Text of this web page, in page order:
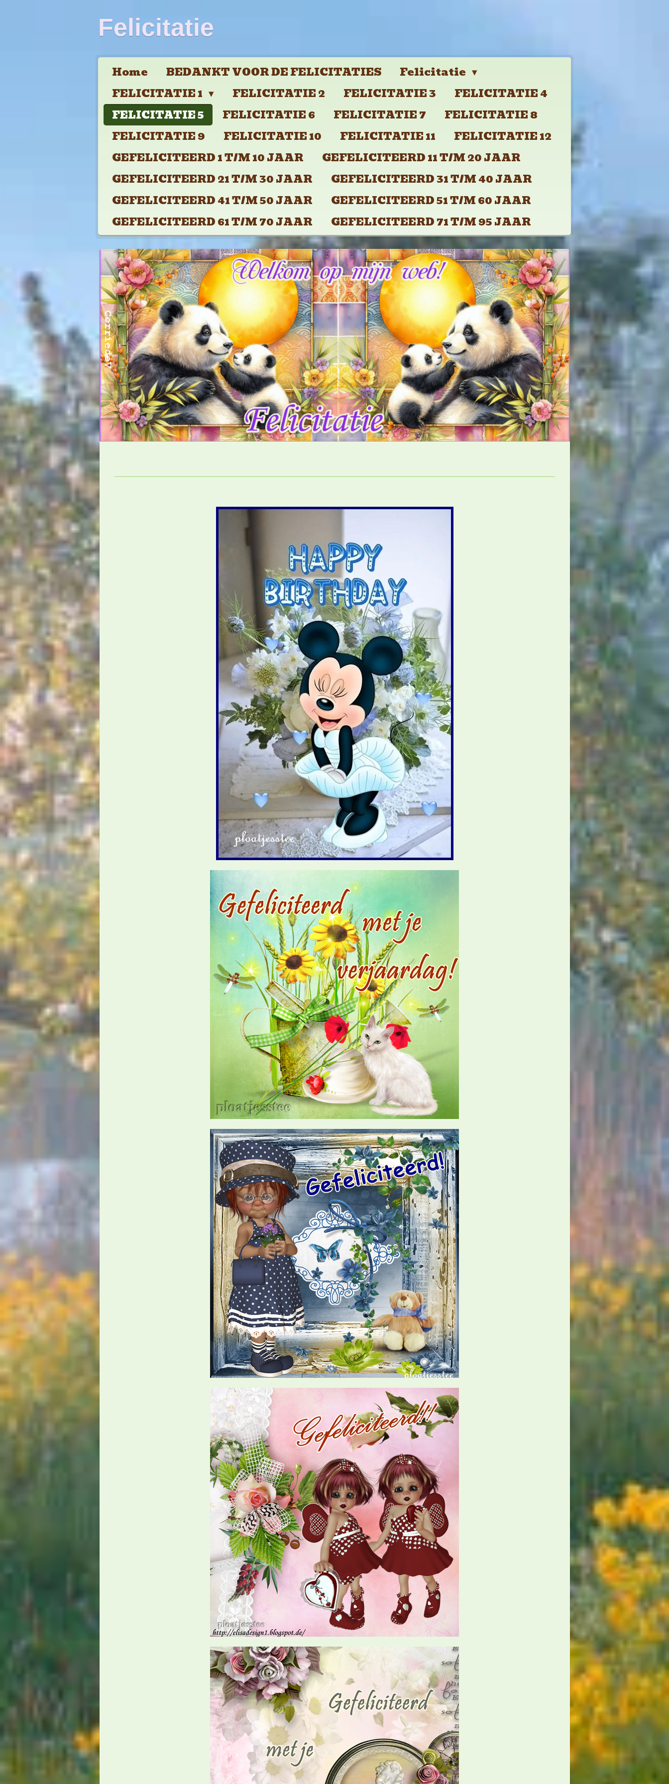
Felicitatie
Home BEDANKT VOOR DE FELICITATIES
Felicitatie
FELICITATIE 1
FELICITATIE 2 FELICITATIE 3
FELICITATIE 4
FELICITATIE 5
FELICITATIE 6 FELICITATIE 7
FELICITATIE 8
FELICITATIE 9
FELICITATIE 10 FELICITATIE 11
FELICITATIE 12
GEFELICITEERD 1 T/M 10 JAAR
GEFELICITEERD 11 T/M 20 JAAR
GEFELICITEERD 21 T/M 30 JAAR
GEFELICITEERD 31 T/M 40 JAAR
GEFELICITEERD 41 T/M 50 JAAR
GEFELICITEERD 51 T/M 60 JAAR
GEFELICITEERD 61 T/M 70 JAAR
GEFELICITEERD 71 T/M 95 JAAR